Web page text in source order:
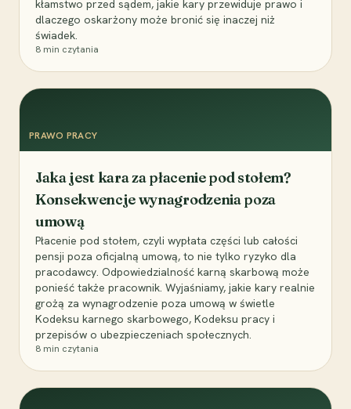
kłamstwo przed sądem, jakie kary przewiduje prawo i
dlaczego oskarżony może bronić się inaczej niż
świadek.
8 min czytania
PRAWO PRACY
Jaka jest kara za płacenie pod stołem?
Konsekwencje wynagrodzenia poza
umową
Płacenie pod stołem, czyli wypłata części lub całości
pensji poza oficjalną umową, to nie tylko ryzyko dla
pracodawcy. Odpowiedzialność karną skarbową może
ponieść także pracownik. Wyjaśniamy, jakie kary realnie
grożą za wynagrodzenie poza umową w świetle
Kodeksu karnego skarbowego, Kodeksu pracy i
przepisów o ubezpieczeniach społecznych.
8 min czytania